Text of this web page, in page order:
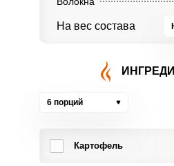
На вес состава
6 порций
Картофель